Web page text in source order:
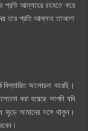
প্রতি আল্লাহর রহমতে করে
তার প্রতি আল্লাহ তাআলা
বিস্তারিত আলোচনা করেছি।
করা হয়েছে আপনি যদি
জুড়ে আমাদের সঙ্গে থাকুন।